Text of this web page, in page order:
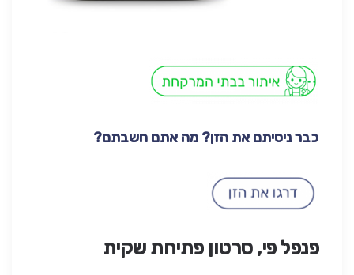
כבר ניסיתם את הזן? מה אתם חשבתם?
פנפל פי, סרטון פתיחת שקית